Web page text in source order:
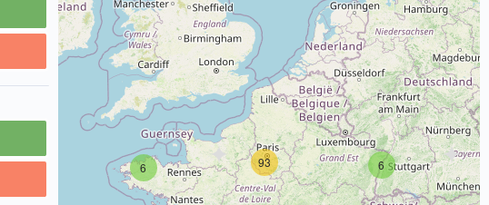
6
6 93